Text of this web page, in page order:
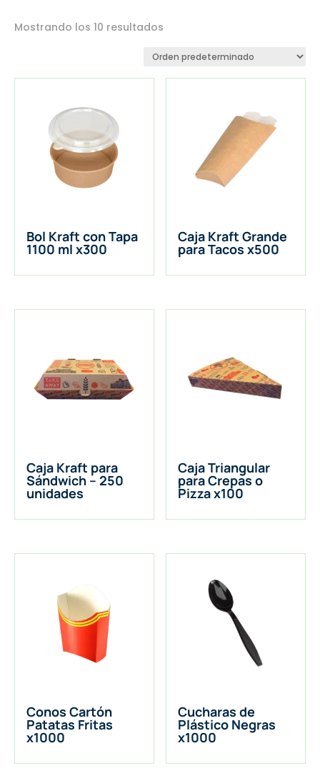
Mostrando los 10 resultados
Bol Kraft con Tapa
1100 ml x300
Caja Kraft Grande
para Tacos x500
Caja Kraft para
Sándwich – 250
unidades
Caja Triangular
para Crepas o
Pizza x100
Conos Cartón
Patatas Fritas
x1000
Cucharas de
Plástico Negras
x1000